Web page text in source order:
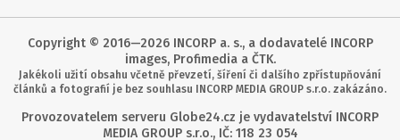
Copyright © 2016—2026 INCORP a. s., a dodavatelé INCORP
images, Profimedia a ČTK.
Jakékoli užití obsahu včetně převzetí, šíření či dalšího zpřístupňování
článků a fotografií je bez souhlasu INCORP MEDIA GROUP s.r.o. zakázáno.
Provozovatelem serveru Globe24.cz je vydavatelství INCORP
MEDIA GROUP s.r.o., IČ: 118 23 054